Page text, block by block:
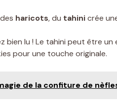
haricots, du tahinicrée
bien lu ! Le tahini peut être
pour une touche originale.
de la confiture de